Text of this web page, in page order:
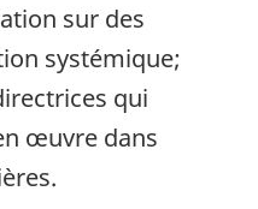
sur des
systémique;
qui
œuvre dans